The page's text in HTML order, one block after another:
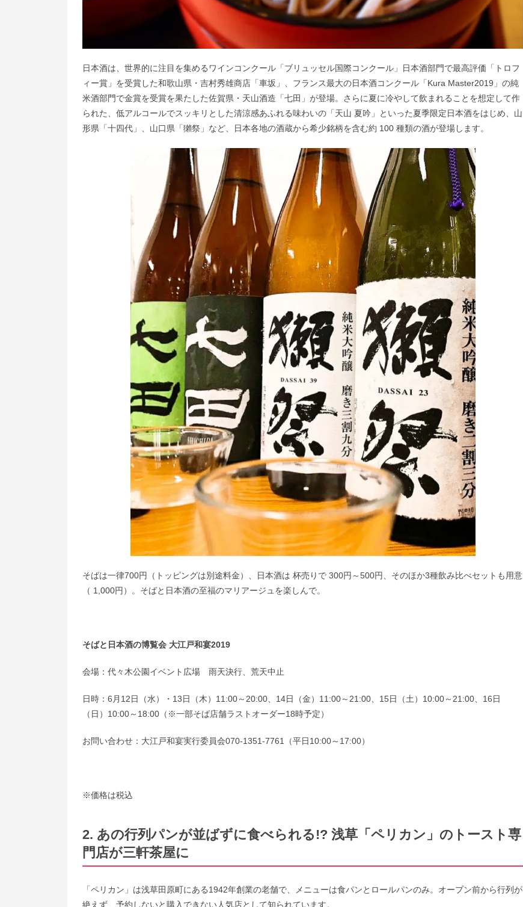
日本酒は、世界的に注目を集めるワインコンクール「ブリュッセル国際コンクール」日本酒部門で最高評価「トロフ
ィー賞」を受賞した和歌山県・吉村秀雄商店「車坂」、フランス最大の日本酒コンクール「Kura Master2019」の純
米酒部門で金賞を受賞を果たした佐賀県・天山酒造「七田」が登場。さらに夏に冷やして飲まれることを想定して作
られた、低アルコールでスッキリとした清涼感あふれる味わいの「天山 夏吟」といった夏季限定日本酒をはじめ、山
形県「十四代」、山口県「獺祭」など、日本各地の酒蔵から希少銘柄を含む約 100 種類の酒が登場します。
そばは一律700円（トッピングは別途料金）、日本酒は 杯売りで 300円～500円、そのほか3種飲み比べセットも用意
（ 1,000円）。そばと日本酒の至福のマリアージュを楽しんで。
そばと日本酒の博覧会 大江戸和宴2019
会場：代々木公園イベント広場 雨天決行、荒天中止
日時：6月12日（水）・13日（木）11:00～20:00、14日（金）11:00～21:00、15日（土）10:00～21:00、16日
（日）10:00～18:00（※一部そば店舗ラストオーダー18時予定）
お問い合わせ：大江戸和宴実行委員会070-1351-7761（平日10:00～17:00）
※価格は税込
2. あの行列パンが並ばずに食べられる!? 浅草「ペリカン」のトースト専
門店が三軒茶屋に
「ペリカン」は浅草田原町にある1942年創業の老舗で、メニューは食パンとロールパンのみ。オープン前から行列が
絶えず、予約しないと購入できない人気店として知られています。